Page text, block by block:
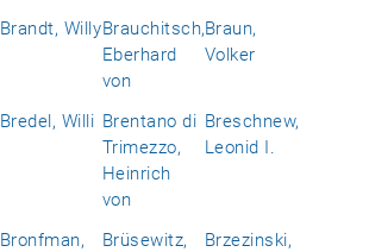
Brandt, WillyBrauchitsch,
Eberhard
von
Braun,
Volker
Bredel, Willi Brentano di
Trimezzo,
Heinrich
von
Breschnew,
Leonid I.
Bronfman,
Brüsewitz,
Brzezinski,